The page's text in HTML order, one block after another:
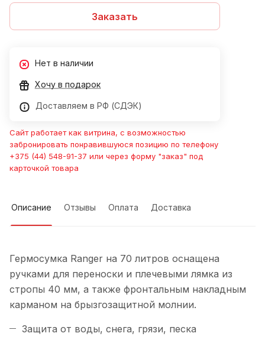
Заказать
Нет в наличии
Хочу в подарок
Доставляем в РФ (СДЭК)
Сайт работает как витрина, с возможностью
забронировать понравившуюся позицию по телефону
+375 (44) 548-91-37 или через форму "заказ" под
карточкой товара
Описание Отзывы Оплата Доставка
Гермосумка Ranger на 70 литров оснащена
ручками для переноски и плечевыми лямка из
стропы 40 мм, а также фронтальным накладным
карманом на брызгозащитной молнии.
Защита от воды, снега, грязи, песка